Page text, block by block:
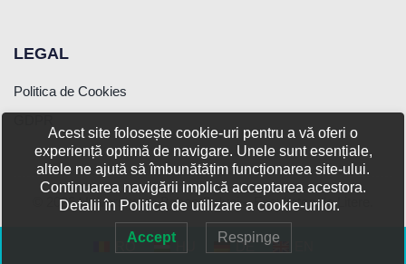
LEGAL
Politica de Cookies
© 2026 Universitatea Babeș-Bolyai – Facultatea de Litere.
RO HU DE
Acest site folosește cookie-uri pentru a vă oferi o
experiență optimă de navigare. Unele sunt esențiale,
altele ne ajută să îmbunătățim funcționarea site-ului.
Continuarea navigării implică acceptarea acestora.
Detalii în Politica de utilizare a cookie-urilor.
Accept Respinge